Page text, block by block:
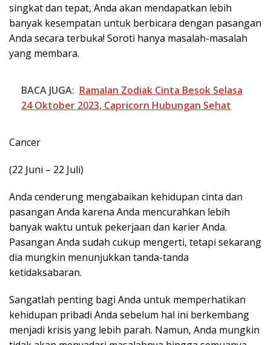
singkat dan tepat, Anda akan mendapatkan lebih
banyak kesempatan untuk berbicara dengan pasangan
Anda secara terbuka! Soroti hanya masalah-masalah
yang membara.
BACA JUGA: Ramalan Zodiak Cinta Besok Selasa
24 Oktober 2023, Capricorn Hubungan Sehat
Cancer
(22 Juni – 22 Juli)
Anda cenderung mengabaikan kehidupan cinta dan
pasangan Anda karena Anda mencurahkan lebih
banyak waktu untuk pekerjaan dan karier Anda.
Pasangan Anda sudah cukup mengerti, tetapi sekarang
dia mungkin menunjukkan tanda-tanda
ketidaksabaran.
Sangatlah penting bagi Anda untuk memperhatikan
kehidupan pribadi Anda sebelum hal ini berkembang
menjadi krisis yang lebih parah. Namun, Anda mungkin